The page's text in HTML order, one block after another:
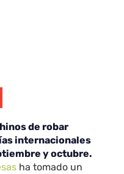
de robar
internacionales
y octubre.
ha tomado un